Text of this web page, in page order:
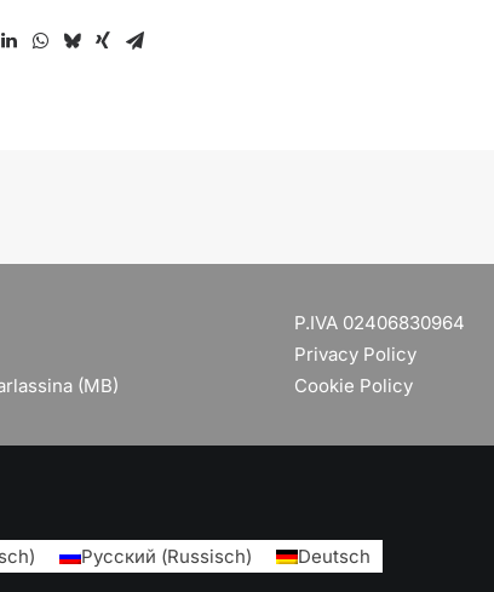
(MB)
P.IVA 02406830964
Privacy Policy
Cookie Policy
) Русский (Russisch) Deutsch